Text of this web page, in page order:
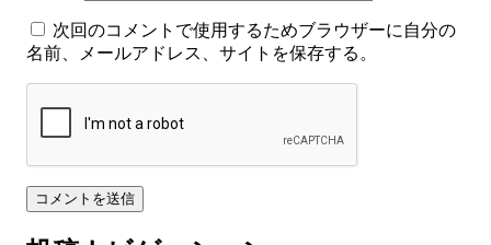
次回のコメントで使用するためブラウザーに自分の
名前、メールアドレス、サイトを保存する。